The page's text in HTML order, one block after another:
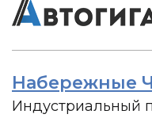
Набережные
Индустриальный